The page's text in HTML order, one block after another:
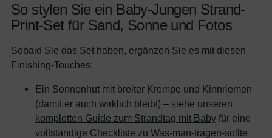
So stylen Sie ein Baby-Jungen Strand-
Print-Set für Sand, Sonne und Fotos
Sobald Sie das Set haben, ergänzen Sie es mit diesen
Finishing-Touches:
Ein Sonnenhut mit breiter Krempe und Kinnriemen
(damit er auch wirklich bleibt) – siehe unseren
kompletten Guide zum Strandtag mit Baby für eine
vollständige Checkliste zu Was-man-tragen-sollte